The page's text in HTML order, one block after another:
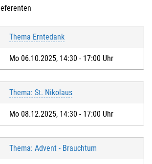
Thema Erntedank
Mo 06.10.2025, 14:30 - 17:00 Uhr
Thema: St. Nikolaus
Mo 08.12.2025, 14:30 - 17:00 Uhr
Thema: Advent - Brauchtum